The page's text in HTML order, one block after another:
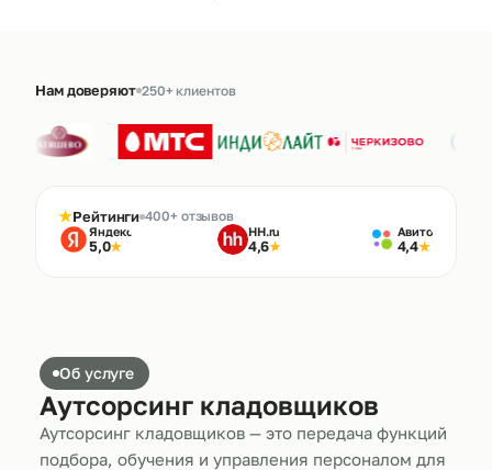
Нам доверяют 250+ клиентов
★Рейтинги 400+ отзывов
Яндекс
5,0★
HH.ru
4,6★
Авито
4,4★
Об услуге
Аутсорсинг кладовщиков
Аутсорсинг кладовщиков — это передача функций
подбора, обучения и управления персоналом для